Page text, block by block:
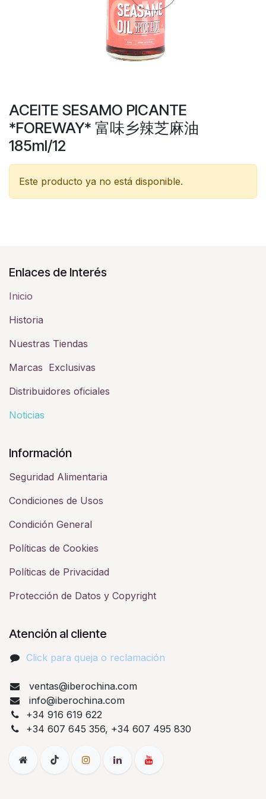
ACEITE SESAMO PICANTE
*FOREWAY* 富味乡辣芝麻油
185ml/12
Este producto ya no está disponible.
Enlaces de Interés
Inicio
Historia​
Nuestras Tiendas
Marcas Exclusivas
Distribuidores oficiales
Noticias
Información
Seguridad Alimentaria
Condiciones de Usos
Condición General
Políticas de Cookies
Políticas de Privacidad
Protección de Datos y Copyright
Atención al cliente
Click para queja o reclamación​
ventas@iberochina.com
info@iberochina.com
+34 916 619 622
+34 607 645 356, +34 607 495 830